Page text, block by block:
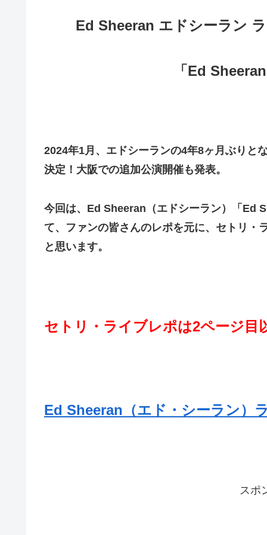
Ed Sheeran エドシーラン
「Ed
2024年1月、エドシーランの4年8ヶ月ぶりと
決定！大阪での追加公演開催も発表。
今回は、Ed Sheeran（エドシーラン）「Ed
て、ファンの皆さんのレポを元に、セトリ・
と思います。
セトリ・ライブレポは2ページ目
Ed Sheeran（エド・シーラン）
スポ